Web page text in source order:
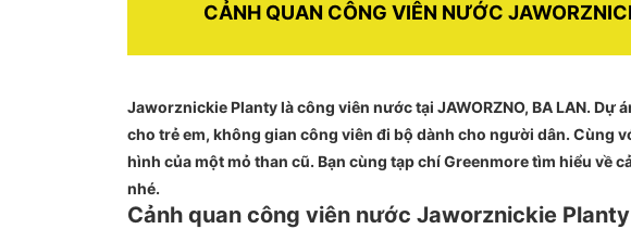
CẢNH QUAN CÔNG VIÊN NƯỚC
Jaworznickie Planty là công viên nước tại JAWORZNO, BA LAN. Dự
cho trẻ em, không gian công viên đi bộ dành cho người dân. Cùng
hình của một mỏ than cũ. Bạn cùng tạp chí Greenmore tìm hiểu về
nhé.
Cảnh quan công viên nước Jaworznickie